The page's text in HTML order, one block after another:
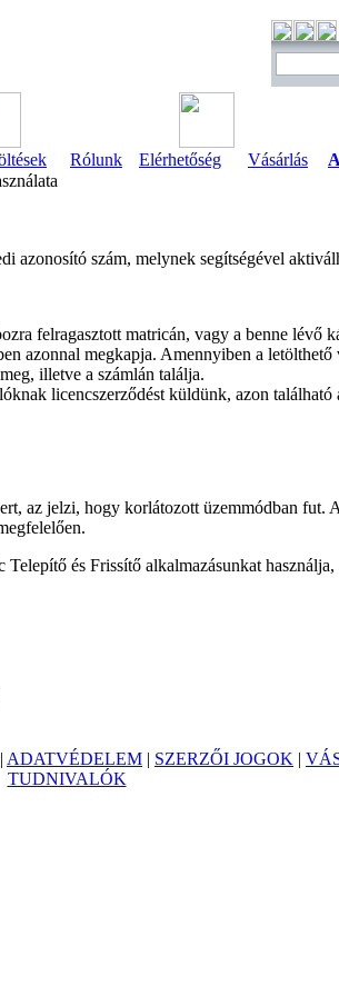
Rólunk Elérhetőség Vásárlás
azonosító szám, melynek segítségével
felragasztott matricán, vagy a benne lévő
azonnal megkapja. Amennyiben a
illetve a számlán találja.
licencszerződést küldünk, azon található
az jelzi, hogy korlátozott üzemmódban fut.
és Frissítő alkalmazásunkat
| ADATVÉDELEM | SZERZŐI JOGOK |
TUDNIVALÓK